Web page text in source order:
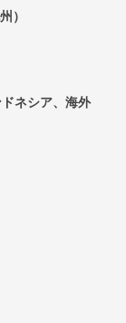
）
ネシア、海外